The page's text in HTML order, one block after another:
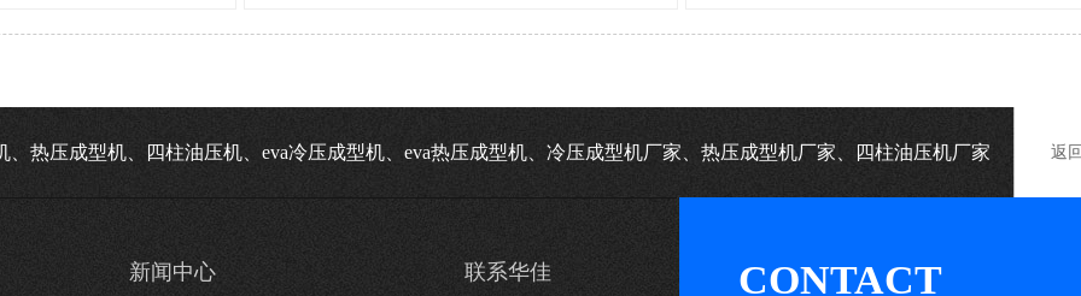
热压成型机、四柱油压机、eva冷压成型机、eva热压成型机、冷压成型机厂家、热压成型机厂家、四柱油压机厂家 返
新闻中心 联系华佳 CONTACT